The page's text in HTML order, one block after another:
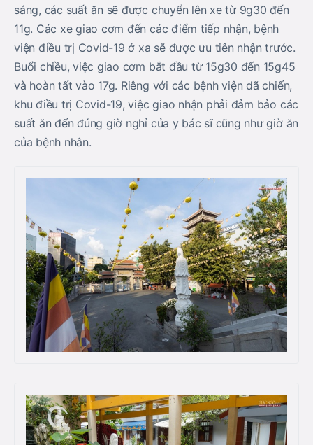
sáng, các suất ăn sẽ được chuyển lên xe từ 9g30 đến
11g. Các xe giao cơm đến các điểm tiếp nhận, bệnh
viện điều trị Covid-19 ở xa sẽ được ưu tiên nhận trước.
Buổi chiều, việc giao cơm bắt đầu từ 15g30 đến 15g45
và hoàn tất vào 17g. Riêng với các bệnh viện dã chiến,
khu điều trị Covid-19, việc giao nhận phải đảm bảo các
suất ăn đến đúng giờ nghỉ của y bác sĩ cũng như giờ ăn
của bệnh nhân.